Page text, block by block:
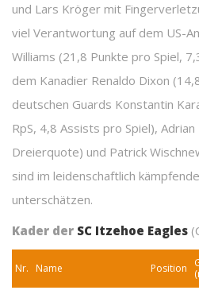
und Lars Kröger mit
viel Verantwortung auf dem US-
Williams (21,8 Punkte pro Spiel,
dem Kanadier Renaldo Dixon
deutschen Guards Konstantin
RpS, 4,8 Assists pro Spiel),
Dreierquote) und Patrick
sind im leidenschaftlich
unterschätzen.
Kader der SC Itzehoe Eagles
Nr. Name Position